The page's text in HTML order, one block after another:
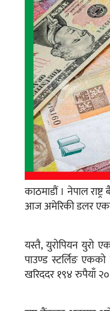
काठमाडौं । नेपाल
आज अमेरिकी डलर
यस्तै, युरोपियन युरो
पाउण्ड स्टर्लिङ
खरिददर १९४ रुपैयाँ २०